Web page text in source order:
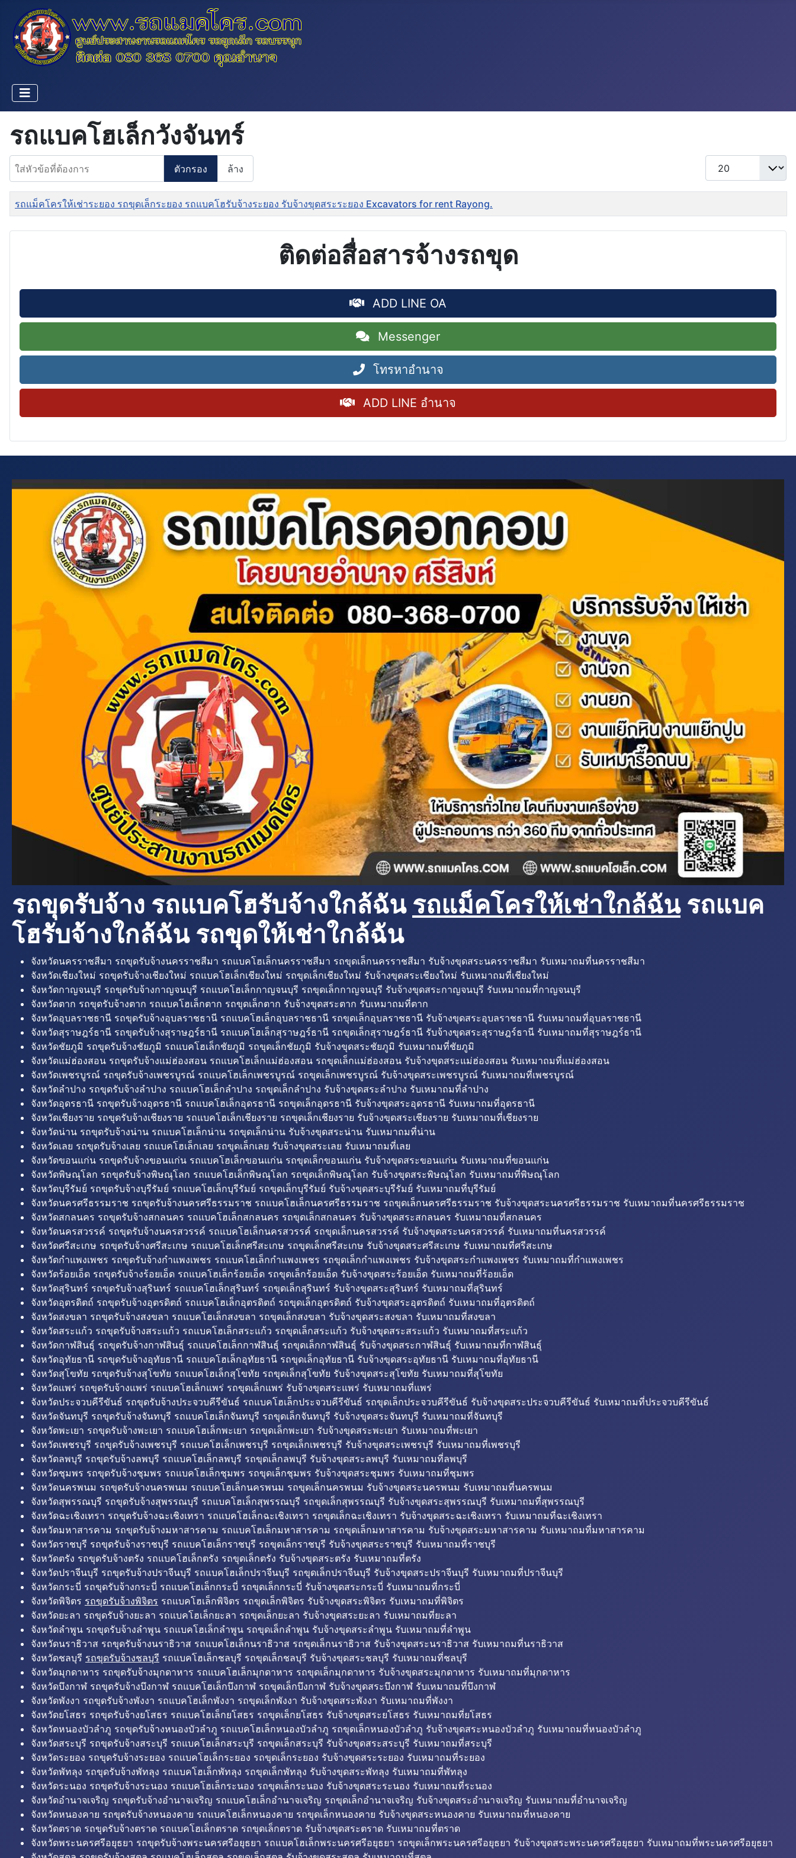
รถแบคโฮเล็กวังจันทร์
ใส่หัวข้อที่ต้องการ
ตัวกรอง ล้าง
แสดง #
ชื่อ
รถแม็คโครให้เช่าระยอง รถขุดเล็กระยอง รถแบคโฮรับจ้างระยอง รับจ้างขุดสระระยอง Excavators for rent Rayong.
ติดต่อสื่อสารจ้างรถขุด
ADD LINE OA
Messenger
โทรหาอำนาจ
ADD LINE อำนาจ
รถขุดรับจ้าง รถแบคโฮรับจ้างใกล้ฉัน รถแม็คโครให้เช่าใกล้ฉันรถแบค
โฮรับจ้างใกล้ฉัน รถขุดให้เช่าใกล้ฉัน
จังหวัดนครราชสีมา รถขุดรับจ้างนครราชสีมา รถแบคโฮเล็กนครราชสีมา รถขุดเล็กนครราชสีมา รับจ้างขุดสระนครราชสีมา รับเหมาถมที่นครราชสีมา
จังหวัดเชียงใหม่ รถขุดรับจ้างเชียงใหม่ รถแบคโฮเล็กเชียงใหม่ รถขุดเล็กเชียงใหม่ รับจ้างขุดสระเชียงใหม่ รับเหมาถมที่เชียงใหม่
จังหวัดกาญจนบุรี รถขุดรับจ้างกาญจนบุรี รถแบคโฮเล็กกาญจนบุรี รถขุดเล็กกาญจนบุรี รับจ้างขุดสระกาญจนบุรี รับเหมาถมที่กาญจนบุรี
จังหวัดตาก รถขุดรับจ้างตาก รถแบคโฮเล็กตาก รถขุดเล็กตาก รับจ้างขุดสระตาก รับเหมาถมที่ตาก
จังหวัดอุบลราชธานี รถขุดรับจ้างอุบลราชธานี รถแบคโฮเล็กอุบลราชธานี รถขุดเล็กอุบลราชธานี รับจ้างขุดสระอุบลราชธานี รับเหมาถมที่อุบลราชธานี
จังหวัดสุราษฎร์ธานี รถขุดรับจ้างสุราษฎร์ธานี รถแบคโฮเล็กสุราษฎร์ธานี รถขุดเล็กสุราษฎร์ธานี รับจ้างขุดสระสุราษฎร์ธานี รับเหมาถมที่สุราษฎร์ธานี
จังหวัดชัยภูมิ รถขุดรับจ้างชัยภูมิ รถแบคโฮเล็กชัยภูมิ รถขุดเล็กชัยภูมิ รับจ้างขุดสระชัยภูมิ รับเหมาถมที่ชัยภูมิ
จังหวัดแม่ฮ่องสอน รถขุดรับจ้างแม่ฮ่องสอน รถแบคโฮเล็กแม่ฮ่องสอน รถขุดเล็กแม่ฮ่องสอน รับจ้างขุดสระแม่ฮ่องสอน รับเหมาถมที่แม่ฮ่องสอน
จังหวัดเพชรบูรณ์ รถขุดรับจ้างเพชรบูรณ์ รถแบคโฮเล็กเพชรบูรณ์ รถขุดเล็กเพชรบูรณ์ รับจ้างขุดสระเพชรบูรณ์ รับเหมาถมที่เพชรบูรณ์
จังหวัดลำปาง รถขุดรับจ้างลำปาง รถแบคโฮเล็กลำปาง รถขุดเล็กลำปาง รับจ้างขุดสระลำปาง รับเหมาถมที่ลำปาง
จังหวัดอุดรธานี รถขุดรับจ้างอุดรธานี รถแบคโฮเล็กอุดรธานี รถขุดเล็กอุดรธานี รับจ้างขุดสระอุดรธานี รับเหมาถมที่อุดรธานี
จังหวัดเชียงราย รถขุดรับจ้างเชียงราย รถแบคโฮเล็กเชียงราย รถขุดเล็กเชียงราย รับจ้างขุดสระเชียงราย รับเหมาถมที่เชียงราย
จังหวัดน่าน รถขุดรับจ้างน่าน รถแบคโฮเล็กน่าน รถขุดเล็กน่าน รับจ้างขุดสระน่าน รับเหมาถมที่น่าน
จังหวัดเลย รถขุดรับจ้างเลย รถแบคโฮเล็กเลย รถขุดเล็กเลย รับจ้างขุดสระเลย รับเหมาถมที่เลย
จังหวัดขอนแก่น รถขุดรับจ้างขอนแก่น รถแบคโฮเล็กขอนแก่น รถขุดเล็กขอนแก่น รับจ้างขุดสระขอนแก่น รับเหมาถมที่ขอนแก่น
จังหวัดพิษณุโลก รถขุดรับจ้างพิษณุโลก รถแบคโฮเล็กพิษณุโลก รถขุดเล็กพิษณุโลก รับจ้างขุดสระพิษณุโลก รับเหมาถมที่พิษณุโลก
จังหวัดบุรีรัมย์ รถขุดรับจ้างบุรีรัมย์ รถแบคโฮเล็กบุรีรัมย์ รถขุดเล็กบุรีรัมย์ รับจ้างขุดสระบุรีรัมย์ รับเหมาถมที่บุรีรัมย์
จังหวัดนครศรีธรรมราช รถขุดรับจ้างนครศรีธรรมราช รถแบคโฮเล็กนครศรีธรรมราช รถขุดเล็กนครศรีธรรมราช รับจ้างขุดสระนครศรีธรรมราช รับเหมาถมที่นครศรีธรรมราช
จังหวัดสกลนคร รถขุดรับจ้างสกลนคร รถแบคโฮเล็กสกลนคร รถขุดเล็กสกลนคร รับจ้างขุดสระสกลนคร รับเหมาถมที่สกลนคร
จังหวัดนครสวรรค์ รถขุดรับจ้างนครสวรรค์ รถแบคโฮเล็กนครสวรรค์ รถขุดเล็กนครสวรรค์ รับจ้างขุดสระนครสวรรค์ รับเหมาถมที่นครสวรรค์
จังหวัดศรีสะเกษ รถขุดรับจ้างศรีสะเกษ รถแบคโฮเล็กศรีสะเกษ รถขุดเล็กศรีสะเกษ รับจ้างขุดสระศรีสะเกษ รับเหมาถมที่ศรีสะเกษ
จังหวัดกำแพงเพชร รถขุดรับจ้างกำแพงเพชร รถแบคโฮเล็กกำแพงเพชร รถขุดเล็กกำแพงเพชร รับจ้างขุดสระกำแพงเพชร รับเหมาถมที่กำแพงเพชร
จังหวัดร้อยเอ็ด รถขุดรับจ้างร้อยเอ็ด รถแบคโฮเล็กร้อยเอ็ด รถขุดเล็กร้อยเอ็ด รับจ้างขุดสระร้อยเอ็ด รับเหมาถมที่ร้อยเอ็ด
จังหวัดสุรินทร์ รถขุดรับจ้างสุรินทร์ รถแบคโฮเล็กสุรินทร์ รถขุดเล็กสุรินทร์ รับจ้างขุดสระสุรินทร์ รับเหมาถมที่สุรินทร์
จังหวัดอุตรดิตถ์ รถขุดรับจ้างอุตรดิตถ์ รถแบคโฮเล็กอุตรดิตถ์ รถขุดเล็กอุตรดิตถ์ รับจ้างขุดสระอุตรดิตถ์ รับเหมาถมที่อุตรดิตถ์
จังหวัดสงขลา รถขุดรับจ้างสงขลา รถแบคโฮเล็กสงขลา รถขุดเล็กสงขลา รับจ้างขุดสระสงขลา รับเหมาถมที่สงขลา
จังหวัดสระแก้ว รถขุดรับจ้างสระแก้ว รถแบคโฮเล็กสระแก้ว รถขุดเล็กสระแก้ว รับจ้างขุดสระสระแก้ว รับเหมาถมที่สระแก้ว
จังหวัดกาฬสินธุ์ รถขุดรับจ้างกาฬสินธุ์ รถแบคโฮเล็กกาฬสินธุ์ รถขุดเล็กกาฬสินธุ์ รับจ้างขุดสระกาฬสินธุ์ รับเหมาถมที่กาฬสินธุ์
จังหวัดอุทัยธานี รถขุดรับจ้างอุทัยธานี รถแบคโฮเล็กอุทัยธานี รถขุดเล็กอุทัยธานี รับจ้างขุดสระอุทัยธานี รับเหมาถมที่อุทัยธานี
จังหวัดสุโขทัย รถขุดรับจ้างสุโขทัย รถแบคโฮเล็กสุโขทัย รถขุดเล็กสุโขทัย รับจ้างขุดสระสุโขทัย รับเหมาถมที่สุโขทัย
จังหวัดแพร่ รถขุดรับจ้างแพร่ รถแบคโฮเล็กแพร่ รถขุดเล็กแพร่ รับจ้างขุดสระแพร่ รับเหมาถมที่แพร่
จังหวัดประจวบคีรีขันธ์ รถขุดรับจ้างประจวบคีรีขันธ์ รถแบคโฮเล็กประจวบคีรีขันธ์ รถขุดเล็กประจวบคีรีขันธ์ รับจ้างขุดสระประจวบคีรีขันธ์ รับเหมาถมที่ประจวบคีรีขันธ์
จังหวัดจันทบุรี รถขุดรับจ้างจันทบุรี รถแบคโฮเล็กจันทบุรี รถขุดเล็กจันทบุรี รับจ้างขุดสระจันทบุรี รับเหมาถมที่จันทบุรี
จังหวัดพะเยา รถขุดรับจ้างพะเยา รถแบคโฮเล็กพะเยา รถขุดเล็กพะเยา รับจ้างขุดสระพะเยา รับเหมาถมที่พะเยา
จังหวัดเพชรบุรี รถขุดรับจ้างเพชรบุรี รถแบคโฮเล็กเพชรบุรี รถขุดเล็กเพชรบุรี รับจ้างขุดสระเพชรบุรี รับเหมาถมที่เพชรบุรี
จังหวัดลพบุรี รถขุดรับจ้างลพบุรี รถแบคโฮเล็กลพบุรี รถขุดเล็กลพบุรี รับจ้างขุดสระลพบุรี รับเหมาถมที่ลพบุรี
จังหวัดชุมพร รถขุดรับจ้างชุมพร รถแบคโฮเล็กชุมพร รถขุดเล็กชุมพร รับจ้างขุดสระชุมพร รับเหมาถมที่ชุมพร
จังหวัดนครพนม รถขุดรับจ้างนครพนม รถแบคโฮเล็กนครพนม รถขุดเล็กนครพนม รับจ้างขุดสระนครพนม รับเหมาถมที่นครพนม
จังหวัดสุพรรณบุรี รถขุดรับจ้างสุพรรณบุรี รถแบคโฮเล็กสุพรรณบุรี รถขุดเล็กสุพรรณบุรี รับจ้างขุดสระสุพรรณบุรี รับเหมาถมที่สุพรรณบุรี
จังหวัดฉะเชิงเทรา รถขุดรับจ้างฉะเชิงเทรา รถแบคโฮเล็กฉะเชิงเทรา รถขุดเล็กฉะเชิงเทรา รับจ้างขุดสระฉะเชิงเทรา รับเหมาถมที่ฉะเชิงเทรา
จังหวัดมหาสารคาม รถขุดรับจ้างมหาสารคาม รถแบคโฮเล็กมหาสารคาม รถขุดเล็กมหาสารคาม รับจ้างขุดสระมหาสารคาม รับเหมาถมที่มหาสารคาม
จังหวัดราชบุรี รถขุดรับจ้างราชบุรี รถแบคโฮเล็กราชบุรี รถขุดเล็กราชบุรี รับจ้างขุดสระราชบุรี รับเหมาถมที่ราชบุรี
จังหวัดตรัง รถขุดรับจ้างตรัง รถแบคโฮเล็กตรัง รถขุดเล็กตรัง รับจ้างขุดสระตรัง รับเหมาถมที่ตรัง
จังหวัดปราจีนบุรี รถขุดรับจ้างปราจีนบุรี รถแบคโฮเล็กปราจีนบุรี รถขุดเล็กปราจีนบุรี รับจ้างขุดสระปราจีนบุรี รับเหมาถมที่ปราจีนบุรี
จังหวัดกระบี่ รถขุดรับจ้างกระบี่ รถแบคโฮเล็กกระบี่ รถขุดเล็กกระบี่ รับจ้างขุดสระกระบี่ รับเหมาถมที่กระบี่
จังหวัดพิจิตร รถขุดรับจ้างพิจิตร รถแบคโฮเล็กพิจิตร รถขุดเล็กพิจิตร รับจ้างขุดสระพิจิตร รับเหมาถมที่พิจิตร
จังหวัดยะลา รถขุดรับจ้างยะลา รถแบคโฮเล็กยะลา รถขุดเล็กยะลา รับจ้างขุดสระยะลา รับเหมาถมที่ยะลา
จังหวัดลำพูน รถขุดรับจ้างลำพูน รถแบคโฮเล็กลำพูน รถขุดเล็กลำพูน รับจ้างขุดสระลำพูน รับเหมาถมที่ลำพูน
จังหวัดนราธิวาส รถขุดรับจ้างนราธิวาส รถแบคโฮเล็กนราธิวาส รถขุดเล็กนราธิวาส รับจ้างขุดสระนราธิวาส รับเหมาถมที่นราธิวาส
จังหวัดชลบุรี รถขุดรับจ้างชลบุรี รถแบคโฮเล็กชลบุรี รถขุดเล็กชลบุรี รับจ้างขุดสระชลบุรี รับเหมาถมที่ชลบุรี
จังหวัดมุกดาหาร รถขุดรับจ้างมุกดาหาร รถแบคโฮเล็กมุกดาหาร รถขุดเล็กมุกดาหาร รับจ้างขุดสระมุกดาหาร รับเหมาถมที่มุกดาหาร
จังหวัดบึงกาฬ รถขุดรับจ้างบึงกาฬ รถแบคโฮเล็กบึงกาฬ รถขุดเล็กบึงกาฬ รับจ้างขุดสระบึงกาฬ รับเหมาถมที่บึงกาฬ
จังหวัดพังงา รถขุดรับจ้างพังงา รถแบคโฮเล็กพังงา รถขุดเล็กพังงา รับจ้างขุดสระพังงา รับเหมาถมที่พังงา
จังหวัดยโสธร รถขุดรับจ้างยโสธร รถแบคโฮเล็กยโสธร รถขุดเล็กยโสธร รับจ้างขุดสระยโสธร รับเหมาถมที่ยโสธร
จังหวัดหนองบัวลำภู รถขุดรับจ้างหนองบัวลำภู รถแบคโฮเล็กหนองบัวลำภู รถขุดเล็กหนองบัวลำภู รับจ้างขุดสระหนองบัวลำภู รับเหมาถมที่หนองบัวลำภู
จังหวัดสระบุรี รถขุดรับจ้างสระบุรี รถแบคโฮเล็กสระบุรี รถขุดเล็กสระบุรี รับจ้างขุดสระสระบุรี รับเหมาถมที่สระบุรี
จังหวัดระยอง รถขุดรับจ้างระยอง รถแบคโฮเล็กระยอง รถขุดเล็กระยอง รับจ้างขุดสระระยอง รับเหมาถมที่ระยอง
จังหวัดพัทลุง รถขุดรับจ้างพัทลุง รถแบคโฮเล็กพัทลุง รถขุดเล็กพัทลุง รับจ้างขุดสระพัทลุง รับเหมาถมที่พัทลุง
จังหวัดระนอง รถขุดรับจ้างระนอง รถแบคโฮเล็กระนอง รถขุดเล็กระนอง รับจ้างขุดสระระนอง รับเหมาถมที่ระนอง
จังหวัดอำนาจเจริญ รถขุดรับจ้างอำนาจเจริญ รถแบคโฮเล็กอำนาจเจริญ รถขุดเล็กอำนาจเจริญ รับจ้างขุดสระอำนาจเจริญ รับเหมาถมที่อำนาจเจริญ
จังหวัดหนองคาย รถขุดรับจ้างหนองคาย รถแบคโฮเล็กหนองคาย รถขุดเล็กหนองคาย รับจ้างขุดสระหนองคาย รับเหมาถมที่หนองคาย
จังหวัดตราด รถขุดรับจ้างตราด รถแบคโฮเล็กตราด รถขุดเล็กตราด รับจ้างขุดสระตราด รับเหมาถมที่ตราด
จังหวัดพระนครศรีอยุธยา รถขุดรับจ้างพระนครศรีอยุธยา รถแบคโฮเล็กพระนครศรีอยุธยา รถขุดเล็กพระนครศรีอยุธยา รับจ้างขุดสระพระนครศรีอยุธยา รับเหมาถมที่พระนครศรีอยุธยา